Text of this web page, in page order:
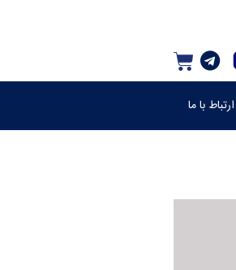
ارتباط با ما